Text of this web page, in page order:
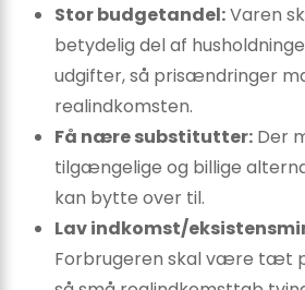
Stor budgetandel:Varen
betydelig del af
udgifter, så prisændringer
realindkomsten.
Få nære substitutter: Der
tilgængelige og billige
kan bytte over til.
Lav indkomst/
Forbrugeren skal være tæt